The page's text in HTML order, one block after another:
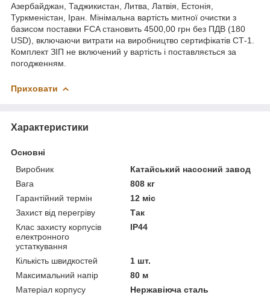
Азербайджан, Таджикистан, Литва, Латвія, Естонія,
Туркменістан, Іран. Мінімальна вартість митної очистки з
базисом поставки FCA становить 4500,00 грн без ПДВ (180
USD), включаючи витрати на виробництво сертифікатів СТ-1.
Комплект ЗІП не включений у вартість і поставляється за
погодженням.
Приховати
Характеристики
Основні
Виробник
Катайський насосний завод
Вага
808 кг
Гарантійний термін
12 міс
Захист від перегріву
Так
Клас захисту корпусів
електронного
устаткування
IP44
Кількість швидкостей
1 шт.
Максимальний напір
80 м
Матеріал корпусу
Нержавіюча сталь